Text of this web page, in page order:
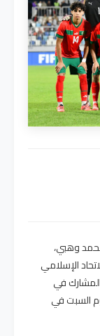
لأقل من 20 سنة، محمد وهبي،
الإسلامي
في
اليوم السبت في